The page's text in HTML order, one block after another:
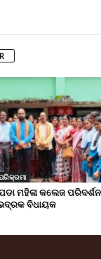
ମହିଳା କଲେଜ ପରିଦର୍ଶନ
ବିଧାୟକ